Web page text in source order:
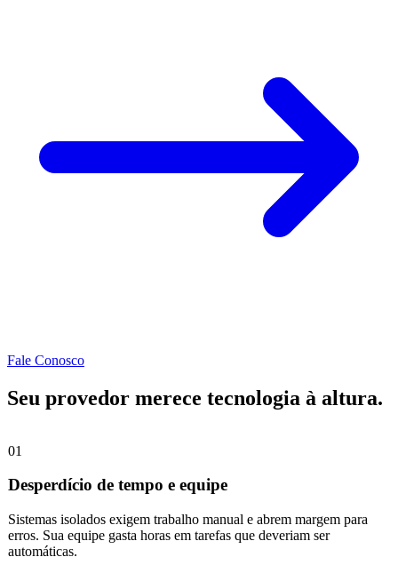
Fale Conosco
Seu provedor merece tecnologia à altura.
01
Desperdício de tempo e equipe
Sistemas isolados exigem trabalho manual e abrem margem para
erros. Sua equipe gasta horas em tarefas que deveriam ser
automáticas.